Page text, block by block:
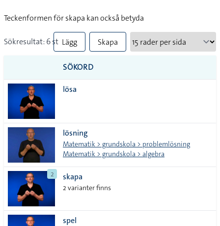
Teckenformen för skapa kan också betyda
Sökresultat: 6 st Lägg
till
alla i
Skapa
SÖKORD
lösa
lösning
Matematik > grundskola > problemlösning
Matematik > grundskola > algebra
2 skapa
2 varianter finns
spel